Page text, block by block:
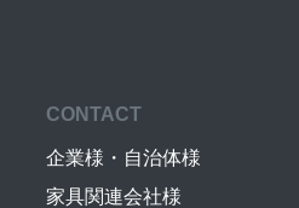
CONTACT
企業様・自治体様
家具関連会社様